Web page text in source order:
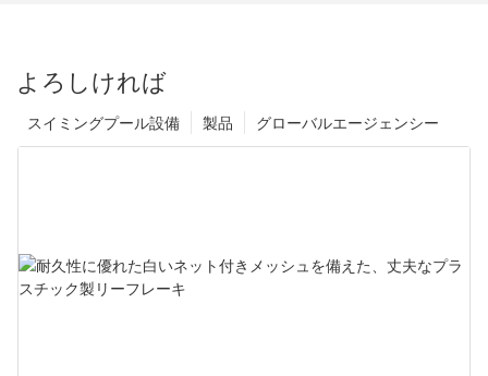
よろしければ
グローバルエージェンシー
製品
スイミングプール設備